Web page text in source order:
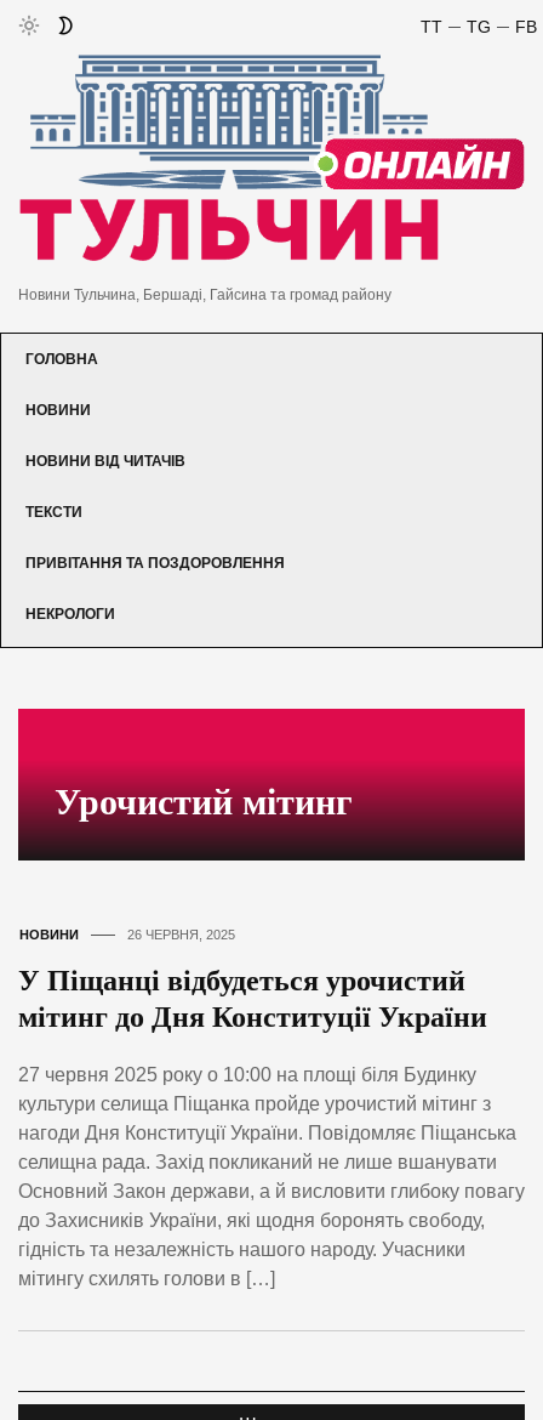
FB
TG
TT
Новини Тульчина, Бершаді, Гайсина та громад району
ГОЛОВНА
НОВИНИ
НОВИНИ ВІД ЧИТАЧІВ
ТЕКСТИ
ПРИВІТАННЯ ТА ПОЗДОРОВЛЕННЯ
НЕКРОЛОГИ
Урочистий мітинг
НОВИНИ 26 ЧЕРВНЯ, 2025
У Піщанці відбудеться урочистий
мітинг до Дня Конституції України
27 червня 2025 року о 10:00 на площі біля Будинку
культури селища Піщанка пройде урочистий мітинг з
нагоди Дня Конституції України. Повідомляє Піщанська
селищна рада. Захід покликаний не лише вшанувати
Основний Закон держави, а й висловити глибоку повагу
до Захисників України, які щодня боронять свободу,
гідність та незалежність нашого народу. Учасники
мітингу схилять голови в […]